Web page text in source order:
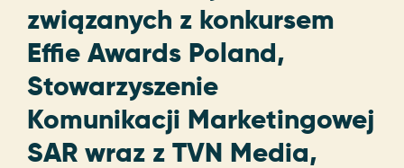
związanych z konkursem
Effie Awards Poland,
Stowarzyszenie
Komunikacji Marketingowej
SAR wraz z TVN Media,